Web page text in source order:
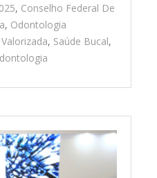
, Conselho Federal De
, Odontologia
, Saúde Bucal,